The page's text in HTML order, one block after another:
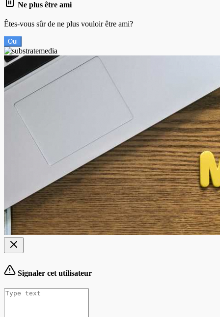
Ne plus être ami
Êtes-vous sûr de ne plus vouloir être ami?
Oui
Signaler cet utilisateur